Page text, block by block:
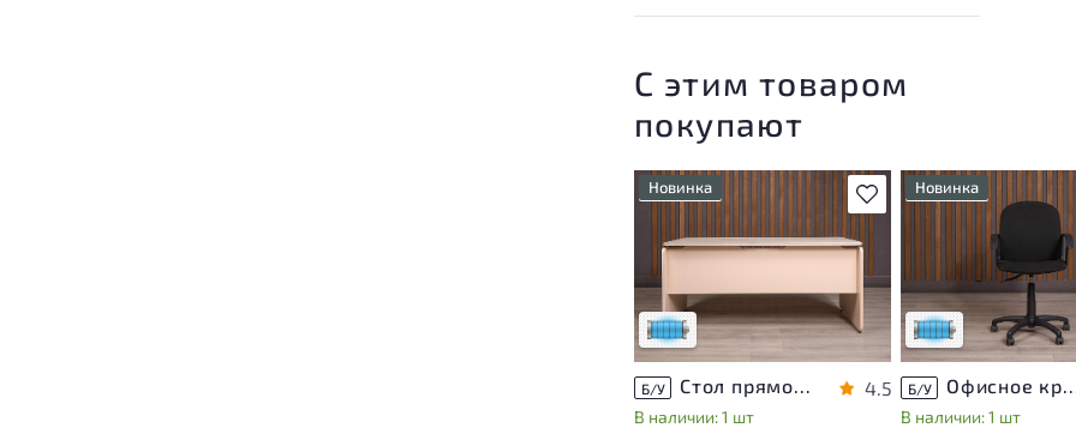
С этим товаром
покупают
В избранное
Новинка
приближено к новому, могут
присутствовать
незначительные следы
эксплуатации
Низкая степень износа
Б/У Стол прямоугольный Accord ДСП Дуб Россия
В наличии: 1 шт
4.5
Новинка
Состояние товара
приближено к новому,
присутствовать
незначительные следы
эксплуатации
Низкая степень
Б/У Офисное кресло
В наличии: 1 шт